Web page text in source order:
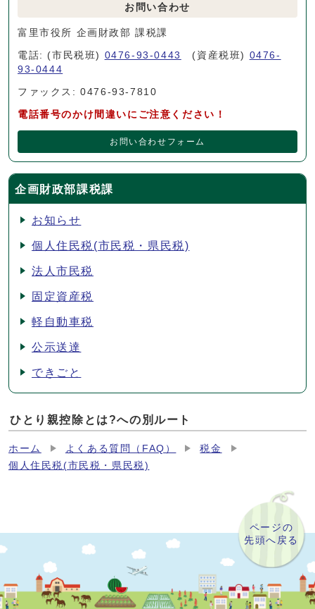
お問い合わせ
富里市役所 企画財政部 課税課
電話: (市民税班) 0476-93-0443 (資産税班) 0476-
93-0444
ファックス: 0476-93-7810
電話番号のかけ間違いにご注意ください！
お問い合わせフォーム
企画財政部課税課
お知らせ
個人住民税(市民税・県民税)
法人市民税
固定資産税
軽自動車税
公示送達
できごと
ひとり親控除とは?への別ルート
ホーム よくある質問（FAQ）
税金
個人住民税(市民税・県民税)
ページの
先頭へ戻る